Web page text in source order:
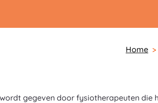
Home
gegeven door fysiotherapeuten die